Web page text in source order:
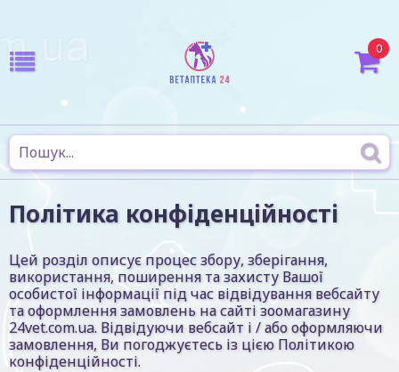
0
Політика конфіденційності
Цей розділ описує процес збору, зберігання,
використання, поширення та захисту Вашої
особистої інформації під час відвідування вебсайту
та оформлення замовлень на сайті зоомагазину
24vet.com.ua. Відвідуючи вебсайт і / або оформляючи
замовлення, Ви погоджуєтесь із цією Політикою
конфіденційності.